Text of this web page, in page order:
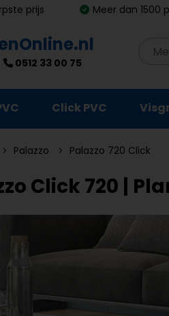
prijs Meer dan 1500
0512 33 00 75
Click PVC
Palazzo Palazzo 720 Click
Click 720 |